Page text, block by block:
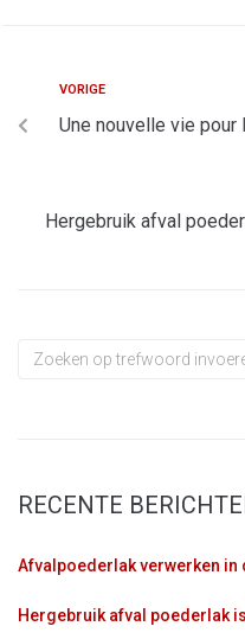
VORIGE
Une nouvelle vie
Hergebruik afval
RECENTE
Afvalpoederlak verwerken
Hergebruik afval poederlak